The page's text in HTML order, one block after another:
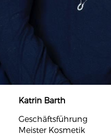
Katrin Barth
Geschäftsführung
Meister Kosmetik